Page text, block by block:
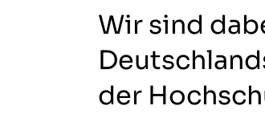
Wir sind
der